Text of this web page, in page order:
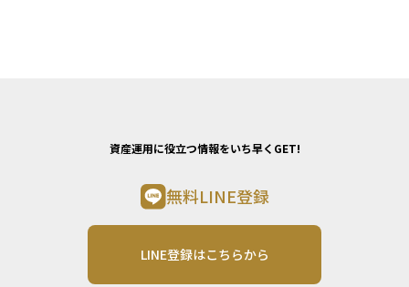
資産運用に役立つ情報をいち早くGET!
無料LINE登録
LINE登録はこちらから